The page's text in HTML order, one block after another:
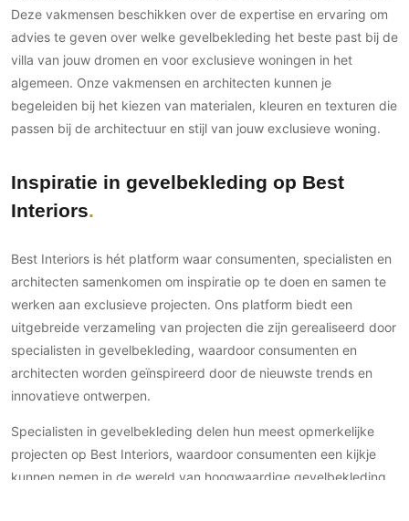
Deze vakmensen beschikken over de expertise en ervaring om
advies te geven over welke gevelbekleding het beste past bij de
villa van jouw dromen en voor exclusieve woningen in het
algemeen. Onze vakmensen en architecten kunnen je
begeleiden bij het kiezen van materialen, kleuren en texturen die
passen bij de architectuur en stijl van jouw exclusieve woning.
Inspiratie in gevelbekleding op Best
Interiors
Best Interiors is hét platform waar consumenten, specialisten en
architecten samenkomen om inspiratie op te doen en samen te
werken aan exclusieve projecten. Ons platform biedt een
uitgebreide verzameling van projecten die zijn gerealiseerd door
specialisten in gevelbekleding, waardoor consumenten en
architecten worden geïnspireerd door de nieuwste trends en
innovatieve ontwerpen.
Specialisten in gevelbekleding delen hun meest opmerkelijke
projecten op Best Interiors, waardoor consumenten een kijkje
kunnen nemen in de wereld van hoogwaardige gevelbekleding